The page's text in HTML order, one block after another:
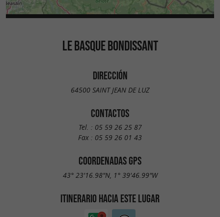
LE BASQUE BONDISSANT
DIRECCIÓN
64500 SAINT JEAN DE LUZ
CONTACTOS
Tel. : 05 59 26 25 87
Fax : 05 59 26 01 43
COORDENADAS GPS
43° 23'16.98"N, 1° 39'46.99"W
ITINERARIO HACIA ESTE LUGAR